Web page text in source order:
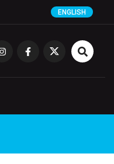
ENGLISH